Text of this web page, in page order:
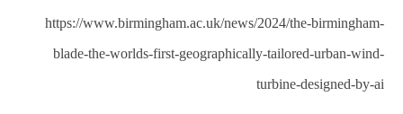
https://www.birmingham.ac.uk/news/2024/the-birmingham-
blade-the-worlds-first-geographically-tailored-urban-wind-
turbine-designed-by-ai